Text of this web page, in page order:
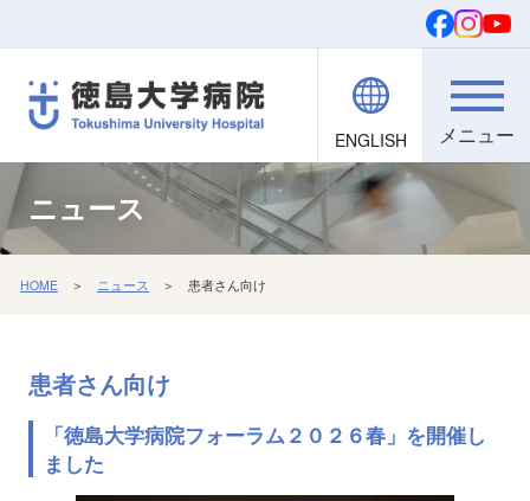
ご寄付
ENGLISH 検索
院内職員向け
文字・背景
ニュース
HOME ＞ ニュース ＞ 患者さん向け
患者さん向け
「徳島大学病院フォーラム２０２６春」を開催し
ました